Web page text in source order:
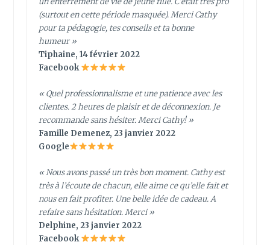
(surtout en cette période masquée). Merci Cathy
pour ta pédagogie, tes conseils et ta bonne
humeur »
Tiphaine, 14 février 2022
Facebook
«Quel professionnalisme et une patience avec les
clientes. 2 heures de plaisir et de déconnexion. Je
recommande sans hésiter. Merci Cathy!»
Famille Demenez, 23 janvier 2022
Google
« Nous avons passé un très bon moment. Cathy est
très à l’écoute de chacun, elle aime ce qu’elle fait et
nous en fait profiter. Une belle idée de cadeau. A
refaire sans hésitation. Merci »
Delphine, 23 janvier 2022
Facebook